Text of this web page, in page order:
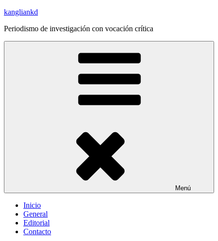
Saltar
contenido
kangliankd
Periodismo de investigación con vocación crítica
Menú
Inicio
General
Editorial
Contacto